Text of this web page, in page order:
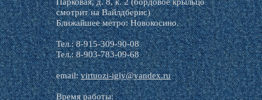
смотрит на Вайлдберис)
Ближайшее метро: Новокосино.
Тел.: 8-915-309-90-08
Тел.: 8-903-783-09-68
email:virtuozi-igly@yandex.ru
Время работы: